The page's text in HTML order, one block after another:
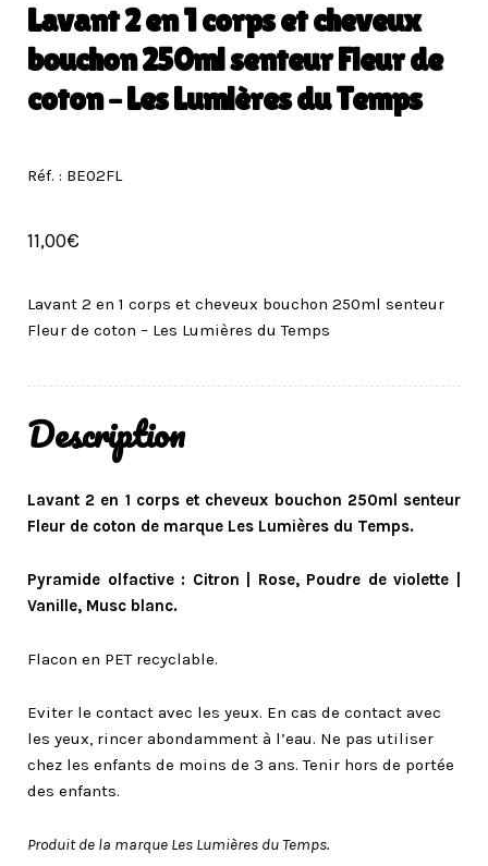
Lavant 2 en 1 corps et cheveux
bouchon 250ml senteur Fleur de
coton – Les Lumières du Temps
Réf. : BE02FL
11,00€
Lavant 2 en 1 corps et cheveux bouchon 250ml senteur
Fleur de coton – Les Lumières du Temps
Description
Lavant 2 en 1 corps et cheveux bouchon 250ml senteur
Fleur de coton de marque Les Lumières du Temps.
Pyramide olfactive : Citron | Rose, Poudre de violette |
Vanille, Musc blanc.
Flacon en PET recyclable.
Eviter le contact avec les yeux. En cas de contact avec
les yeux, rincer abondamment à l’eau. Ne pas utiliser
chez les enfants de moins de 3 ans. Tenir hors de portée
des enfants.
Produit de la marque Les Lumières du Temps.